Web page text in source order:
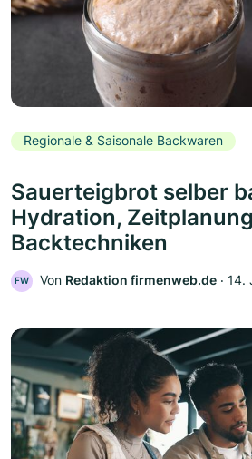
Regionale & Saisonale Backwaren
Sauerteigbrot selber
Hydration,
Backtechniken
FW Von Redaktion firmenweb.de ‧ 14.